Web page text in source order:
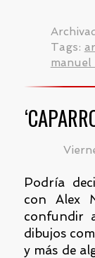
Tags:
Podría
con Alex
confundir
dibujos
y más de